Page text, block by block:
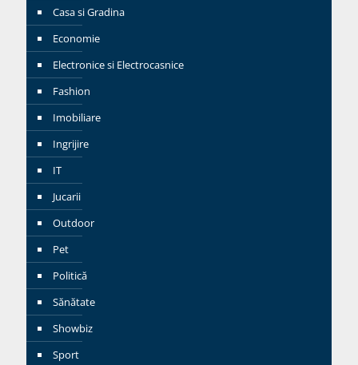
Casa si Gradina
Economie
Electronice si Electrocasnice
Fashion
Imobiliare
Ingrijire
IT
Jucarii
Outdoor
Pet
Politică
Sănătate
Showbiz
Sport